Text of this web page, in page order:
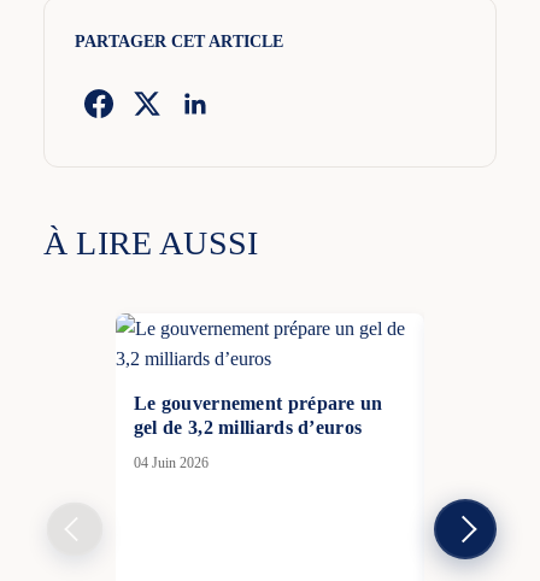
PARTAGER CET ARTICLE
À LIRE AUSSI
Le gouvernement prépare un
gel de 3,2 milliards d’euros
04 Juin 2026